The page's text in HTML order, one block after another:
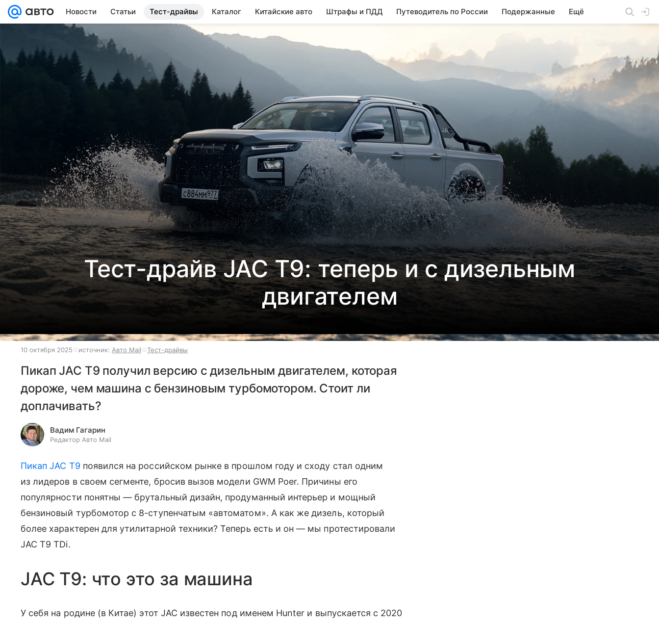
Новости Статьи Тест-драйвы Каталог Китайские авто Штрафы и ПДД Путеводитель по России Подержанные Ещё
Тест-драйв JAC T9: теперь и с дизельным
двигателем
10 октября 2025 источник: Авто Mail Тест-драйвы
Пикап JAC T9 получил версию с дизельным двигателем, которая
дороже, чем машина с бензиновым турбомотором. Стоит ли
доплачивать?
Вадим Гагарин
Редактор Авто Mail
Пикап JAC T9 появился на российском рынке в прошлом году и сходу стал одним
из лидеров в своем сегменте, бросив вызов модели GWM Poer. Причины его
популярности понятны — брутальный дизайн, продуманный интерьер и мощный
бензиновый турбомотор с 8-ступенчатым «автоматом». А как же дизель, который
более характерен для утилитарной техники? Теперь есть и он — мы протестировали
JAC T9 TDi.
JAC T9: что это за машина
У себя на родине (в Китае) этот JAC известен под именем Hunter и выпускается с 2020